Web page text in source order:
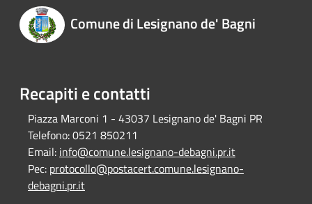
Comune di Lesignano de' Bagni
Recapiti e contatti
Piazza Marconi 1 - 43037 Lesignano de' Bagni PR
Telefono:0521 850211
Email: info@comune.lesignano-debagni.pr.it
Pec: protocollo@postacert.comune.lesignano-
debagni.pr.it